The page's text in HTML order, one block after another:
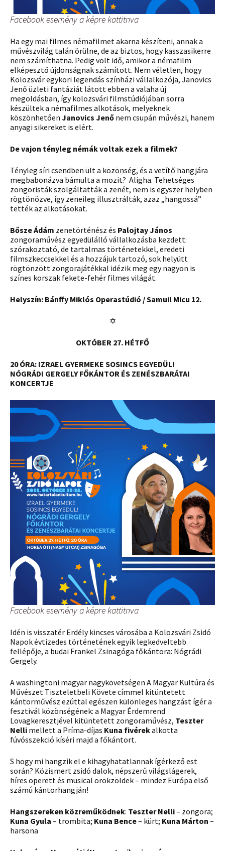
Facebook esemény a képre kattitnva
Ha egy mai filmes némafilmet akarna készíteni, annak a
művészvilág talán örülne, de az biztos, hogy kasszasikerre
nem számíthatna. Pedig volt idő, amikor a némafilm
elképesztő újdonságnak számított. Nem véletlen, hogy
Kolozsvár egykori legendás színházi vállalkozója, Janovics
Jenő üzleti fantáziát látott ebben a valaha új
megoldásban, így kolozsvári filmstúdiójában sorra
készültek a némafilmes alkotások, melyeknek
köszönhetően Janovics Jenő nem csupán művészi, hanem
anyagi sikereket is elért.
De vajon tényleg némák voltak ezek a filmek?
Tényleg síri csendben ült a közönség, és a vetítő hangjára
megbabonázva bámulta a mozit? Aligha. Tehetséges
zongoristák szolgáltatták a zenét, nem is egyszer helyben
rögtönözve, így zeneileg illusztrálták, azaz „hangossá”
tették az alkotásokat.
Bősze Ádám zenetörténész és Palojtay János
zongoraművész egyedülálló vállalkozásba kezdett:
szórakoztató, de tartalmas történetekkel, eredeti
filmszkeccsekkel és a hozzájuk tartozó, sok helyütt
rögtönzött zongorajátékkal idézik meg egy nagyon is
színes korszak fekete-fehér filmes világát.
Helyszín: Bánffy Miklós Operastúdió / Samuil Micu 12.
✡
OKTÓBER 27. HÉTFŐ
20 ÓRA: IZRAEL GYERMEKE SOSINCS EGYEDÜL!
NÓGRÁDI GERGELY FŐKÁNTOR ÉS ZENÉSZBARÁTAI
KONCERTJE
Facebook esemény a képre kattitnva
Idén is visszatér Erdély kincses városába a Kolozsvári Zsidó
Napok évtizedes történetének egyik legkedveltebb
fellépője, a budai Frankel Zsinagóga főkántora: Nógrádi
Gergely.
A washingtoni magyar nagykövetségen A Magyar Kultúra és
Művészet Tiszteletbeli Követe címmel kitüntetett
kántorművész ezúttal egészen különleges hangzást ígér a
fesztivál közönségének: a Magyar Érdemrend
Lovagkeresztjével kitüntetett zongoraművész, Teszter
Nelli mellett a Príma-díjas Kuna fivérekalkotta
fúvósszekció kíséri majd a főkántort.
S hogy mi hangzik el e kihagyhatatlannak ígérkező est
során? Közismert zsidó dalok, népszerű világslágerek,
híres operett és musical örökzöldek – mindez Európa első
számú kántorhangján!
Hangszereken közreműködnek: Teszter Nelli– zongora;
Kuna Gyula – trombita; Kuna Bence– kürt; Kuna Márton –
harsona